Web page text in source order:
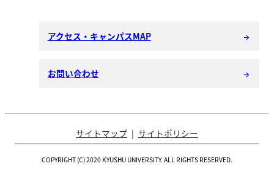
アクセス・キャンパスMAP arrow_forward
お問い合わせ arrow_forward
サイトマップ サイトポリシー
COPYRIGHT (C) 2020 KYUSHU UNIVERSITY. ALL RIGHTS RESERVED.